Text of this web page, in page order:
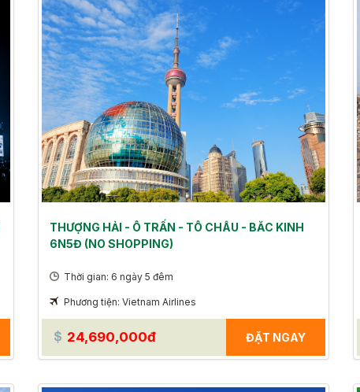
THƯỢNG HẢI - Ô TRẤN - TÔ CHÂU - BĂC KINH
6N5Đ (NO SHOPPING)
Thời gian: 6 ngày 5 đêm
Phương tiện: Vietnam Airlines
24,690,000đ ĐẶT NGAY